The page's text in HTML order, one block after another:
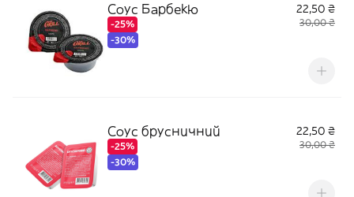
Соус Барбекю
-25%
-30%
22,50 ₴
30,00 ₴
Соус брусничний
-25%
-30%
22,50 ₴
30,00 ₴